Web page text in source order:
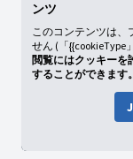
ンツ
このコンテンツは、
せん (「{{cookieType
閲覧にはクッキーを
することができます。